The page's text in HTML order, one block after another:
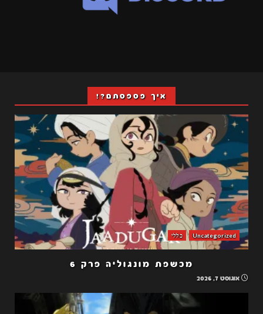
איך פספסתם?!
Uncategorized כללי
מכשפת מונגוליה פרק 6
אוגוסט 7, 2026